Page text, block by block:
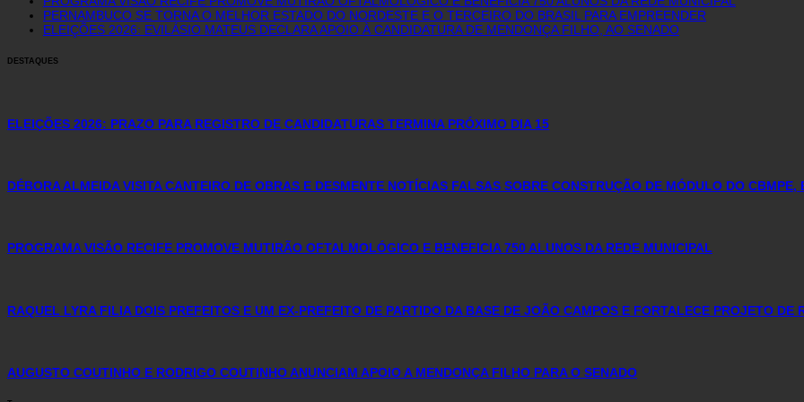
PERNAMBUCO SE TORNA O MELHOR ESTADO DO NORDESTE E O TERCEIRO DO BRASIL PARA EMPREENDER
ELEIÇÕES 2026: EVILÁSIO MATEUS DECLARA APOIO À CANDIDATURA DE MENDONÇA FILHO, AO SENADO
DESTAQUES
ELEIÇÕES 2026: PRAZO PARA REGISTRO DE CANDIDATURAS TERMINA PRÓXIMO DIA 15
DÉBORA ALMEIDA VISITA CANTEIRO DE OBRAS E DESMENTE NOTÍCIAS FALSAS SOBRE CONSTRUÇÃO DE MÓDULO DO CBMPE,
PROGRAMA VISÃO RECIFE PROMOVE MUTIRÃO OFTALMOLÓGICO E BENEFICIA 750 ALUNOS DA REDE MUNICIPAL
RAQUEL LYRA FILIA DOIS PREFEITOS E UM EX-PREFEITO DE PARTIDO DA BASE DE JOÃO CAMPOS E FORTALECE PROJETO DE
AUGUSTO COUTINHO E RODRIGO COUTINHO ANUNCIAM APOIO A MENDONÇA FILHO PARA O SENADO